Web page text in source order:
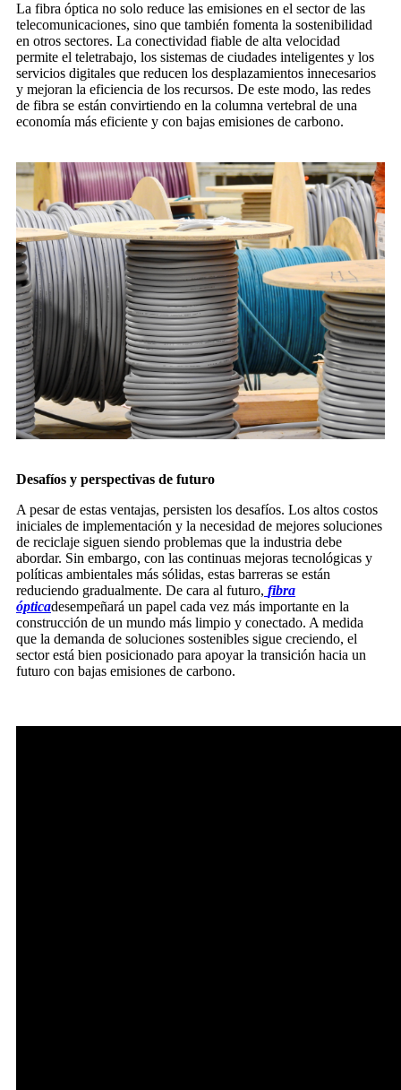
La fibra óptica no solo reduce las emisiones en el sector de las
telecomunicaciones, sino que también fomenta la sostenibilidad
en otros sectores. La conectividad fiable de alta velocidad
permite el teletrabajo, los sistemas de ciudades inteligentes y los
servicios digitales que reducen los desplazamientos innecesarios
y mejoran la eficiencia de los recursos. De este modo, las redes
de fibra se están convirtiendo en la columna vertebral de una
economía más eficiente y con bajas emisiones de carbono.
Desafíos y perspectivas de futuro
A pesar de estas ventajas, persisten los desafíos. Los altos costos
iniciales de implementación y la necesidad de mejores soluciones
de reciclaje siguen siendo problemas que la industria debe
abordar. Sin embargo, con las continuas mejoras tecnológicas y
políticas ambientales más sólidas, estas barreras se están
reduciendo gradualmente. De cara al futuro, fibra
ópticadesempeñará un papel cada vez más importante en la
construcción de un mundo más limpio y conectado. A medida
que la demanda de soluciones sostenibles sigue creciendo, el
sector está bien posicionado para apoyar la transición hacia un
futuro con bajas emisiones de carbono.